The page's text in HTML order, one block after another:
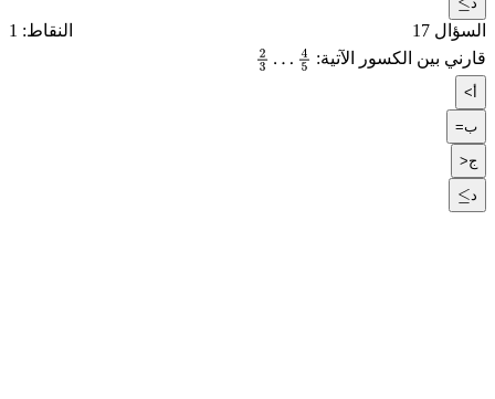
≤
السؤال 17
النقاط: 1
قارني بين الكسور الآتية:
2 3 … 45
<
ب=
ج>
≤